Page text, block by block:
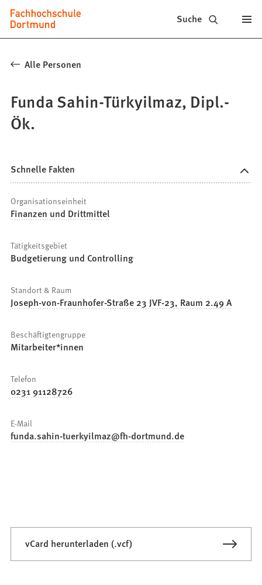
Inhalt anspringen
Fachhochschule
Dortmund
-
Studiengänge,
Bewerbung
Suche
Alle Personen
Funda Sahin-Türkyilmaz, Dipl.-
Ök.
Schnelle Fakten
Organisationseinheit
Finanzen und Drittmittel
Tätigkeitsgebiet
Budgetierung und Controlling
Standort & Raum
Joseph-von-Fraunhofer-Straße 23 JVF-23, Raum 2.49 A
Beschäftigtengruppe
Mitarbeiter*innen
Telefon
0231 91128726
E-Mail
funda.sahin-tuerkyilmaz fh-dortmund de
vCard herunterladen (.vcf)